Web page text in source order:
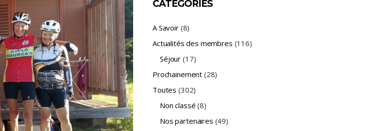
CATÉGORIES
A Savoir(8)
Actualités des membres (116)
Séjour (17)
Prochainement (28)
Toutes (302)
Non classé (8)
Nos partenaires (49)